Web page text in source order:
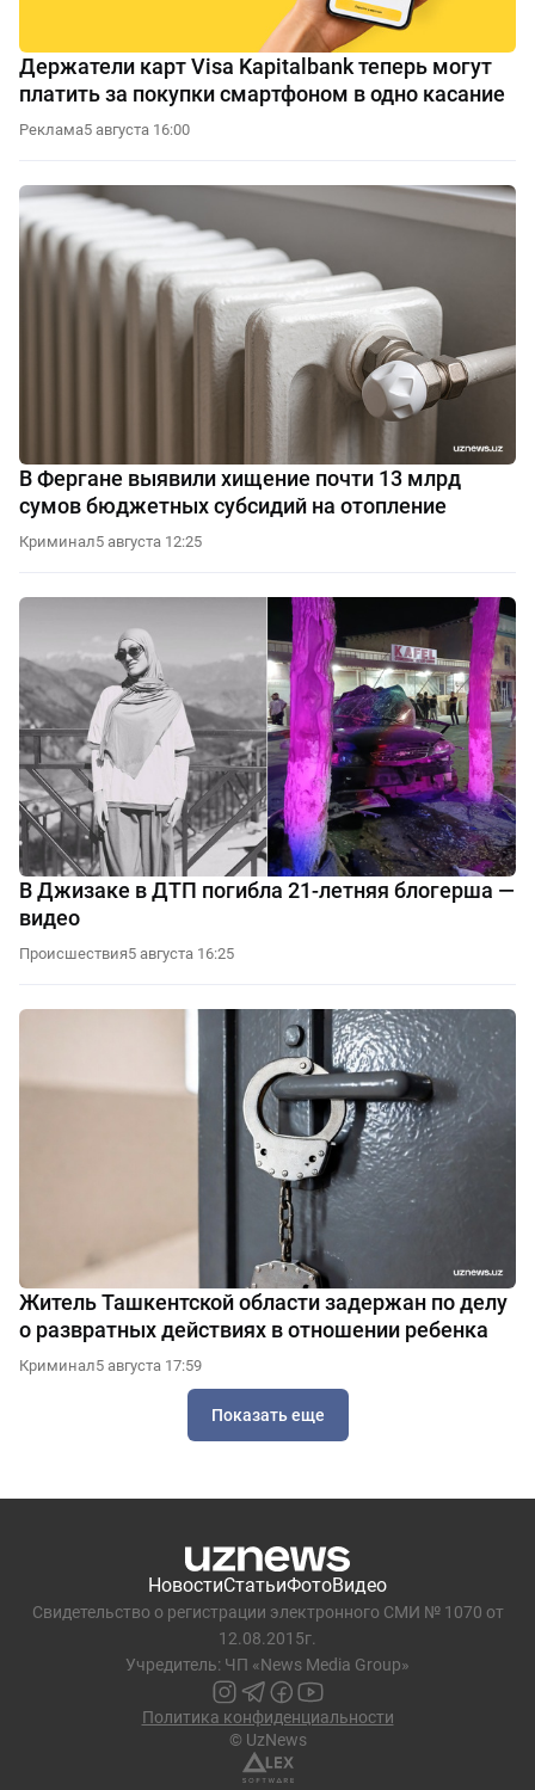
Держатели карт Visa Kapitalbank теперь могут
платить за покупки смартфоном в одно касание
Реклама5 августа 16:00
В Фергане выявили хищение почти 13 млрд
сумов бюджетных субсидий на отопление
Криминал5 августа 12:25
В Джизаке в ДТП погибла 21-летняя блогерша —
видео
Происшествия5 августа 16:25
Житель Ташкентской области задержан по делу
о развратных действиях в отношении ребенка
Криминал5 августа 17:59
Показать еще
НовостиСтатьиФотоВидео
Свидетельство о регистрации электронного СМИ № 1070 от
12.08.2015г.
Учредитель: ЧП «News Media Group»
Политика конфиденциальности
© UzNews